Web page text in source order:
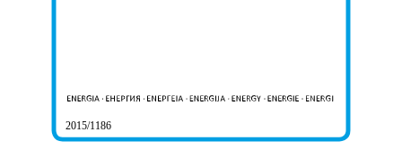
2015/1186